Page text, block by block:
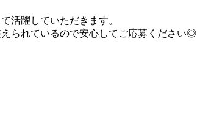
活躍していただきます。
られているので安心してご応募ください◎